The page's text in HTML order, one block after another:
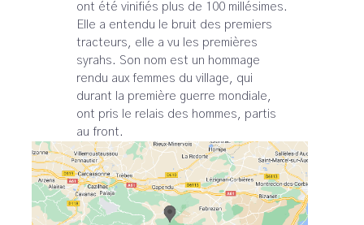
ont été vinifiés plus de 100 millésimes.
Elle a entendu le bruit des premiers
tracteurs, elle a vu les premières
syrahs. Son nom est un hommage
rendu aux femmes du village, qui
durant la première guerre mondiale,
ont pris le relais des hommes, partis
au front.